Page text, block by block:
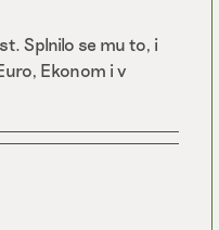
Splnilo se mu to, i
Ekonom i v